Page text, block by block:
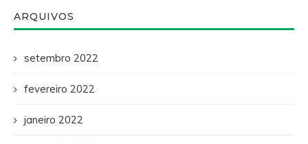
ARQUIVOS
setembro 2022
fevereiro 2022
janeiro 2022